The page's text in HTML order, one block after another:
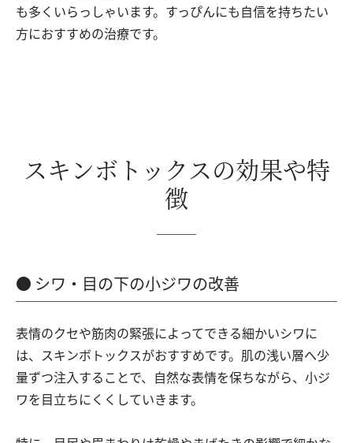
も多くいらっしゃいます。すっぴんにも自信を持ちたい
方におすすめの治療です。
スキンボトックスの効果や特
徴
シワ・目の下の小ジワの改善
表情のクセや筋肉の緊張によってできる細かいシワに
は、スキンボトックスがおすすめです。肌の浅い層へ少
量ずつ注入することで、自然な表情を保ちながら、小ジ
ワを目立ちにくくしていきます。